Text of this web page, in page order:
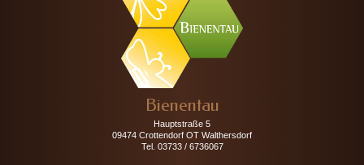
Bienentau
Hauptstraße 5
09474 Crottendorf OT Walthersdorf
Tel. 03733 / 6736067